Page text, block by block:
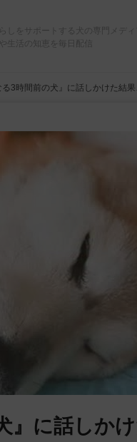
しをサポートする犬の専門メディ
生活の知恵を毎日配信
る3時間前の犬』に話しかけた結
』に話しか